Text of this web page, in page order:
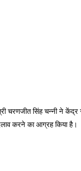
चरणजीत सिंह चन्नी ने
करने का आग्रह किया है।